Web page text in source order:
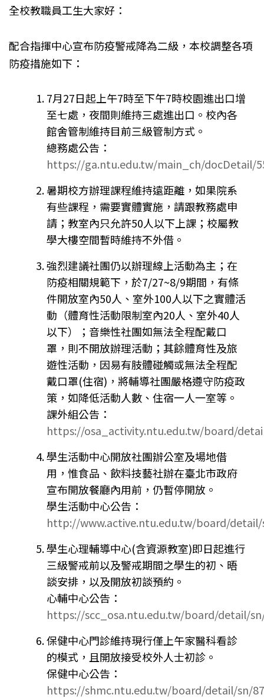
全校教職員工生大家好：
配合指揮中心宣布防疫警戒降為二級，本校調整各項
防疫措施如下：
7月27日起上午7時至下午7時校園進出口增
至七處，夜間則維持三處進出口。校內各
館舍管制維持目前三級管制方式。
總務處公告：
https://ga.ntu.edu.tw/main_ch/docDetail/
暑期校方辦理課程維持遠距離，如果院系
有些課程，需要實體實施，請跟教務處申
請；教室內只允許50人以下上課；校屬教
學大樓空間暫時維持不外借。
強烈建議社團仍以辦理線上活動為主；在
防疫相關規範下，於7/27~8/9期間，有條
件開放室內50人、室外100人以下之實體活
動（體育性活動限制室內20人、室外40人
以下）；音樂性社團如無法全程配戴口
罩，則不開放辦理活動；其餘體育性及旅
遊性活動，因易有肢體碰觸或無法全程配
戴口罩(住宿)，將輔導社團嚴格遵守防疫政
策，如降低活動人數、住宿一人一室等。
課外組公告：
https://osa_activity.ntu.edu.tw/board/
學生活動中心開放社團辦公室及場地借
用，惟食品、飲料技藝社辦在臺北市政府
宣布開放餐廳內用前，仍暫停開放。
學生活動中心公告：
http://www.active.ntu.edu.tw/board/detail/
學生心理輔導中心(含資源教室)即日起進行
三級警戒前以及警戒期間之學生的初、晤
談安排，以及開放初談預約。
心輔中心公告：
https://scc_osa.ntu.edu.tw/board/detail/
保健中心門診維持現行僅上午家醫科看診
的模式，且開放接受校外人士初診。
保健中心公告：
https://shmc.ntu.edu.tw/board/detail/sn/